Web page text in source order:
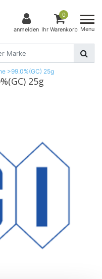
anmelden
0
Ihr Warenkorb Menu
>99.0%(GC) 25g
25g